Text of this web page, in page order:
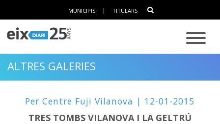
MUNICIPIS | TITULARS
ALTRES GALERIES
Per Centre Fuji Vilanova | 12-01-2015
TRES TOMBS VILANOVA I LA GELTRÚ